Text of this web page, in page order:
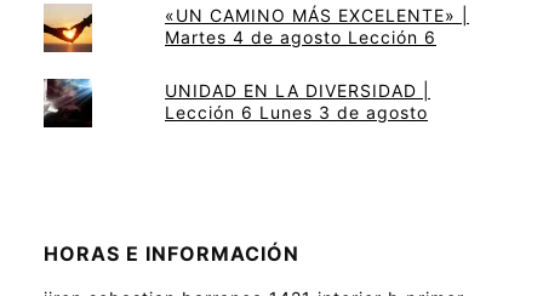
«UN CAMINO MÁS EXCELENTE» |
Martes 4 de agosto Lección 6
UNIDAD EN LA DIVERSIDAD |
Lección 6 Lunes 3 de agosto
HORAS E INFORMACIÓN